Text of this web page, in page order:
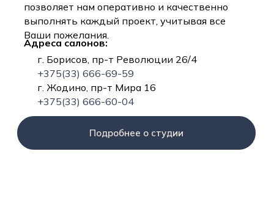
позволяет нам оперативно и качественно
выполнять каждый проект, учитывая все
Ваши пожелания.
Адреса салонов:
г. Борисов, пр-т Революции 26/4
+375(33) 666-69-59
г. Жодино, пр-т Мира 16
+375(33) 666-60-04
Подробнее о студии